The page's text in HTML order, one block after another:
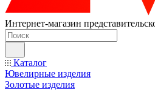
Интернет-магазин
Каталог
Ювелирные изделия
Золотые изделия